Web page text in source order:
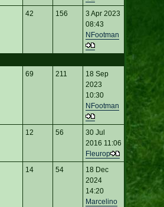
42 156
3 Apr 2023
08:43
NFootman
69 211
18 Sep
2023
10:30
NFootman
12 56
30 Jul
2016 11:06
Fleurop
14 54
18 Dec
2024
14:20
Marcelino